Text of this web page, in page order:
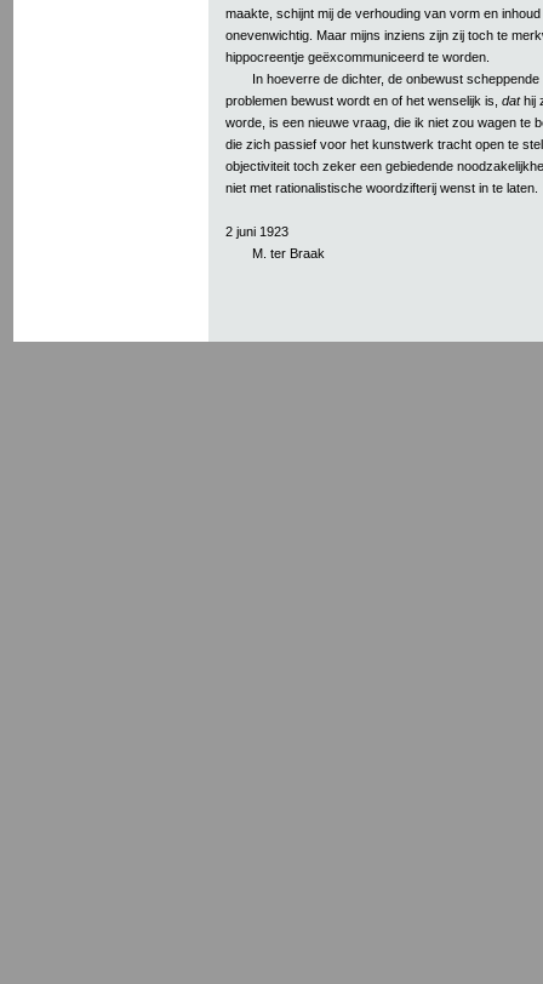
maakte, schijnt mij de verhouding van vorm en
onevenwichtig. Maar mijns inziens zijn zij toch te
hippocreentje geëxcommuniceerd te worden.
In hoeverre de dichter, de onbewust
problemen bewust wordt en of het wenselijk is, dathij
worde, is een nieuwe vraag, die ik niet zou wagen te
die zich passief voor het kunstwerk tracht open te
objectiviteit toch zeker een gebiedende
niet met rationalistische woordzifterij wenst in te laten.
2 juni 1923
M. ter Braak